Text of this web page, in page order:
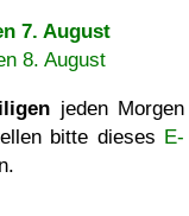
7. August
8. August
jeden Morgen
bitte dieses E-